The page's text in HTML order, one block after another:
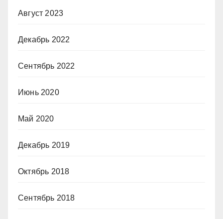
Август 2023
Декабрь 2022
Сентябрь 2022
Июнь 2020
Май 2020
Декабрь 2019
Октябрь 2018
Сентябрь 2018